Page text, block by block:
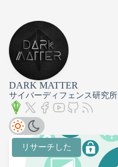
DARK MATTER
サイバーディフェンス研究所
リサーチした